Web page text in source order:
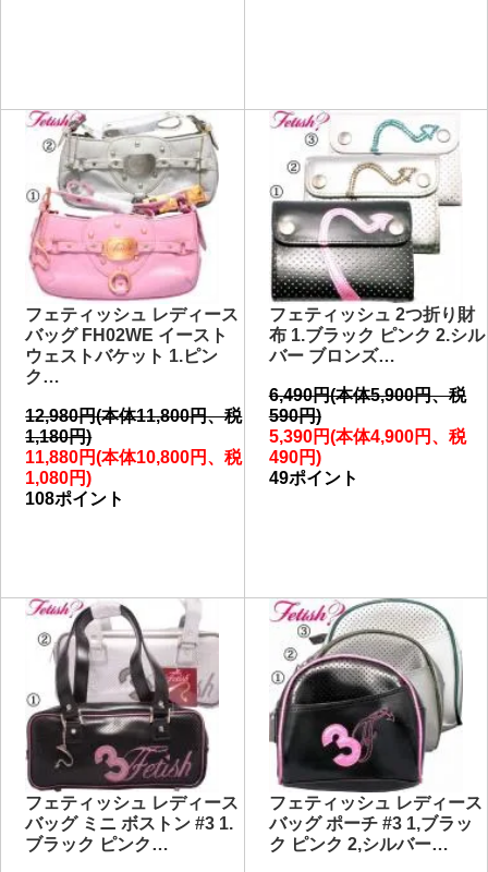
フェティッシュ レディース
バッグ FH02WE イースト
ウェストバケット 1.ピン
ク…
12,980円(本体11,800円、税
1,180円)
11,880円(本体10,800円、税
1,080円)
108ポイント
フェティッシュ 2つ折り財
布 1.ブラック ピンク 2.シル
バー ブロンズ…
6,490円(本体5,900円、税
590円)
5,390円(本体4,900円、税
490円)
49ポイント
フェティッシュ レディース
バッグ ミニ ボストン #3 1.
ブラック ピンク…
フェティッシュ レディース
バッグ ポーチ #3 1,ブラッ
ク ピンク 2,シルバー…